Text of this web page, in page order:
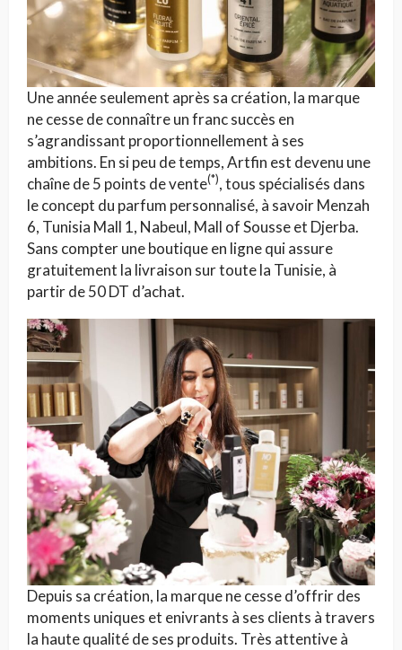
Une année seulement après sa création, la marque
ne cesse de connaître un franc succès en
s’agrandissant proportionnellement à ses
ambitions. En si peu de temps, Artfin est devenu une
chaîne de 5 points de vente(*), tous spécialisés dans
le concept du parfum personnalisé, à savoir Menzah
6, Tunisia Mall 1, Nabeul, Mall of Sousse et Djerba.
Sans compter une boutique en ligne qui assure
gratuitement la livraison sur toute la Tunisie, à
partir de 50 DT d’achat.
Depuis sa création, la marque ne cesse d’offrir des
moments uniques et enivrants à ses clients à travers
la haute qualité de ses produits. Très attentive à